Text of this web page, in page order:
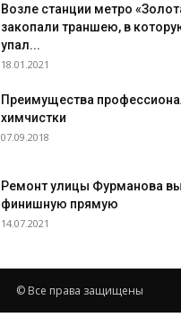
Возле станции метро
закопали траншею, в
упал...
18.01.2021
Преимущества
химчистки
07.09.2018
Ремонт улицы Фурманова
финишную прямую
14.07.2021
© Все права защищены